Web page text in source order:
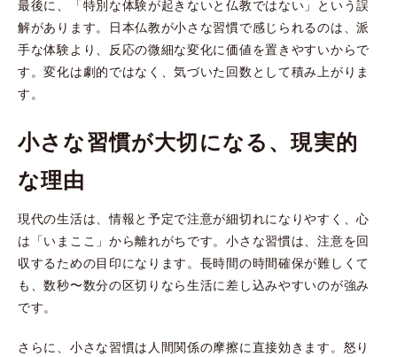
最後に、「特別な体験が起きないと仏教ではない」という誤
解があります。日本仏教が小さな習慣で感じられるのは、派
手な体験より、反応の微細な変化に価値を置きやすいからで
す。変化は劇的ではなく、気づいた回数として積み上がりま
す。
小さな習慣が大切になる、現実的
な理由
現代の生活は、情報と予定で注意が細切れになりやすく、心
は「いまここ」から離れがちです。小さな習慣は、注意を回
収するための目印になります。長時間の時間確保が難しくて
も、数秒〜数分の区切りなら生活に差し込みやすいのが強み
です。
さらに、小さな習慣は人間関係の摩擦に直接効きます。怒り